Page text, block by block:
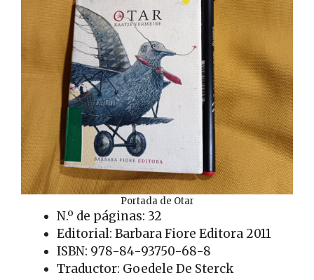
Portada de Otar
N.º de páginas: 32
Editorial: Barbara Fiore Editora 2011
ISBN: 978-84-93750-68-8
Traductor: Goedele De Sterck